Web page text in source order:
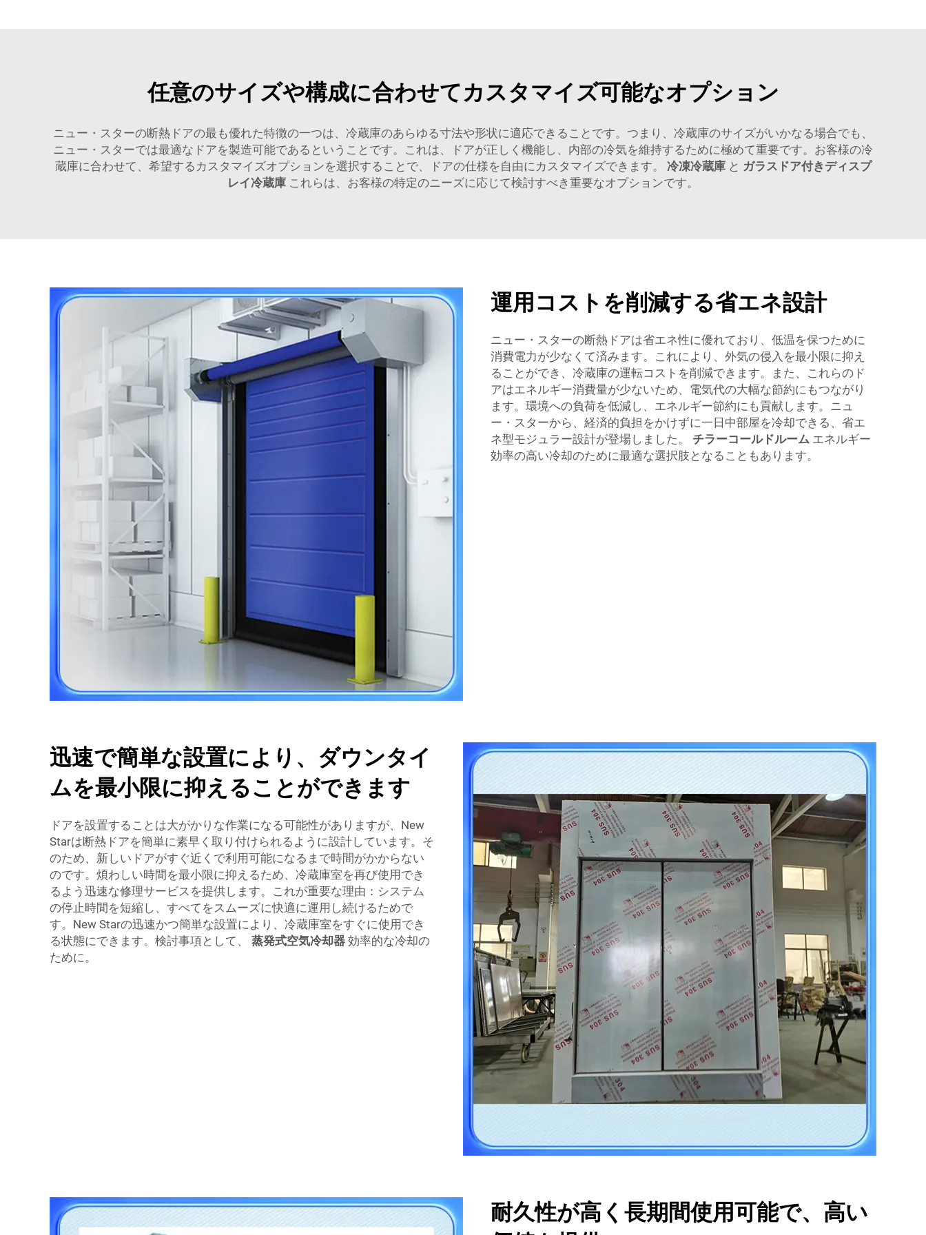
任意のサイズや構成に合わせてカスタマイズ可能なオプション
ニュー・スターの断熱ドアの最も優れた特徴の一つは、冷蔵庫のあらゆる寸法や形状に適応できることです。つまり、冷蔵庫のサイズがいかなる場合でも、
ニュー・スターでは最適なドアを製造可能であるということです。これは、ドアが正しく機能し、内部の冷気を維持するために極めて重要です。お客様の冷
蔵庫に合わせて、希望するカスタマイズオプションを選択することで、ドアの仕様を自由にカスタマイズできます。 冷凍冷蔵庫 と ガラスドア付きディスプ
レイ冷蔵庫 これらは、お客様の特定のニーズに応じて検討すべき重要なオプションです。
運用コストを削減する省エネ設計
ニュー・スターの断熱ドアは省エネ性に優れており、低温を保つために
消費電力が少なくて済みます。これにより、外気の侵入を最小限に抑え
ることができ、冷蔵庫の運転コストを削減できます。また、これらのド
アはエネルギー消費量が少ないため、電気代の大幅な節約にもつながり
ます。環境への負荷を低減し、エネルギー節約にも貢献します。ニュ
ー・スターから、経済的負担をかけずに一日中部屋を冷却できる、省エ
ネ型モジュラー設計が登場しました。 チラーコールドルーム エネルギー
効率の高い冷却のために最適な選択肢となることもあります。
迅速で簡単な設置により、ダウンタイ
ムを最小限に抑えることができます
ドアを設置することは大がかりな作業になる可能性がありますが、New
Starは断熱ドアを簡単に素早く取り付けられるように設計しています。そ
のため、新しいドアがすぐ近くで利用可能になるまで時間がかからない
のです。煩わしい時間を最小限に抑えるため、冷蔵庫室を再び使用でき
るよう迅速な修理サービスを提供します。これが重要な理由：システム
の停止時間を短縮し、すべてをスムーズに快適に運用し続けるためで
す。New Starの迅速かつ簡単な設置により、冷蔵庫室をすぐに使用でき
る状態にできます。検討事項として、 蒸発式空気冷却器 効率的な冷却の
ために。
耐久性が高く長期間使用可能で、高い